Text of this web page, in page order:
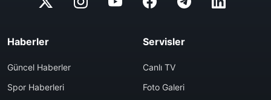
Haberler
Güncel Haberler
Spor Haberleri
Servisler
Canlı TV
Foto Galeri